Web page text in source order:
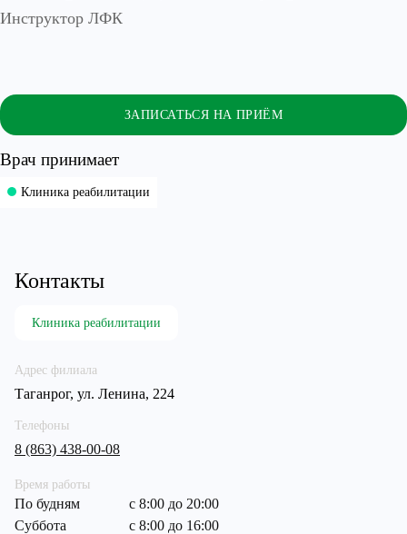
Инструктор ЛФК
ЗАПИСАТЬСЯ НА ПРИЁМ
Врач принимает
Клиника реабилитации
Контакты
Клиника реабилитации
Адрес филиала
Таганрог, ул. Ленина, 224
Телефоны
8 (863) 438-00-08
Время работы
По будням
с 8:00 до 20:00
Суббота
с 8:00 до 16:00